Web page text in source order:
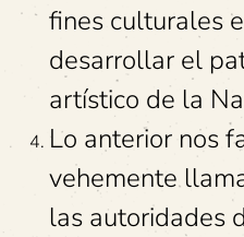
fines culturales
desarrollar el
artístico de la
Lo anterior nos
vehemente
las autoridades